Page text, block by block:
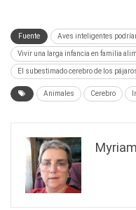
Fuente Aves inteligentes
Vivir una larga infancia en familia
El subestimado cerebro de los
Animales Cerebro